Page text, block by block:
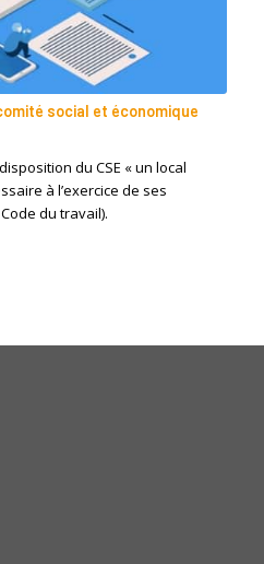
social et économique
du CSE « un local
à l’exercice de ses
du travail).